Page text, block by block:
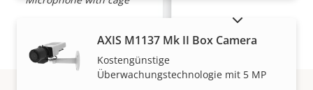
Alles ist im Lieferumfang
enthalten
AXIS M1137 Mk II Box Camera
Kostengünstige
Überwachungstechnologie mit 5 MP
AUSLAUFPRODUKTE ANZEIGEN